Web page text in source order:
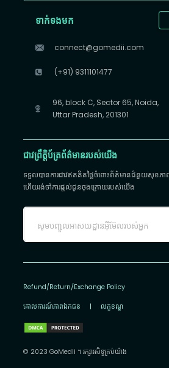
ទាក់ទងមក
connect@gomedii.com
(+91) 9311101477
96, block C, Sector 65, Noida,
Uttar Pradesh, 201301
ជាវព្រឹត្តិប័ត្រព័ត៌មានរបស់យើង
ទទួលបានការជាវឥតគិតថ្លៃចំពោះព័ត៌មានជំនួយសុខ
ហើយរង់ចាំការផ្តល់ជូនចុងក្រោយរបស់យើង
Refund/Return/Exchange Policy
គោលការណ៍​ភាព​ឯកជន | លក្ខខណ្ឌ
© 2023 GoMedii ។ រក្សា​រ​សិទ្ធ​គ្រប់យ៉ាង